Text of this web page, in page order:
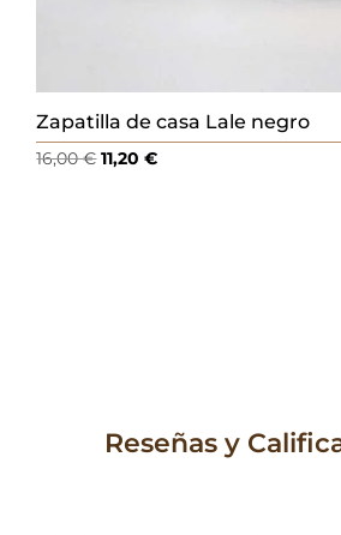
Zapatilla de casa Lale negro
16,00€El
11,20€El
Reseñas y